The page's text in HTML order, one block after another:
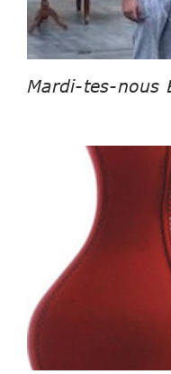
Mardi-tes-nous